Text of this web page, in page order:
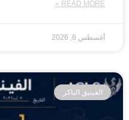
READ MORE »
أغسطس 8, 2026
الفينيق الباكر